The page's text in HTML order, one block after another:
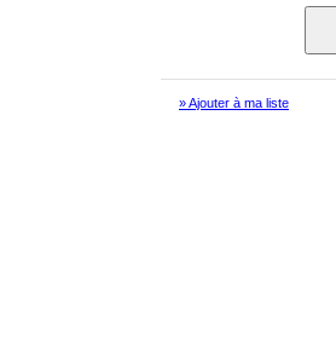
» Ajouter à ma liste